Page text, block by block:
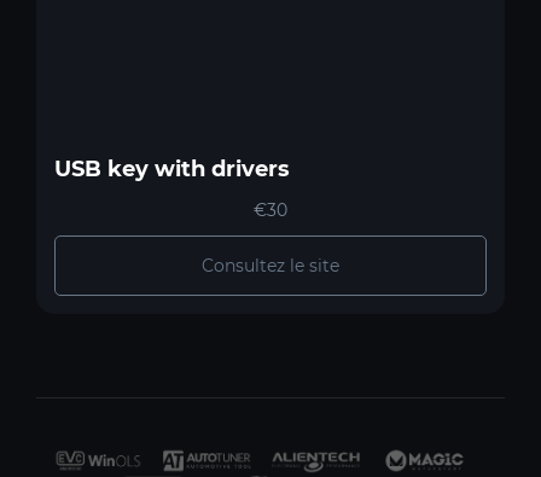
USB key with drivers
€30
Consultez le site